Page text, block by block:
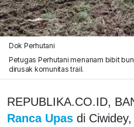
Dok Perhutani
Petugas Perhutani menanam bibit
dirusak komunitas trail.
REPUBLIKA.CO.ID,
Ranca Upas di